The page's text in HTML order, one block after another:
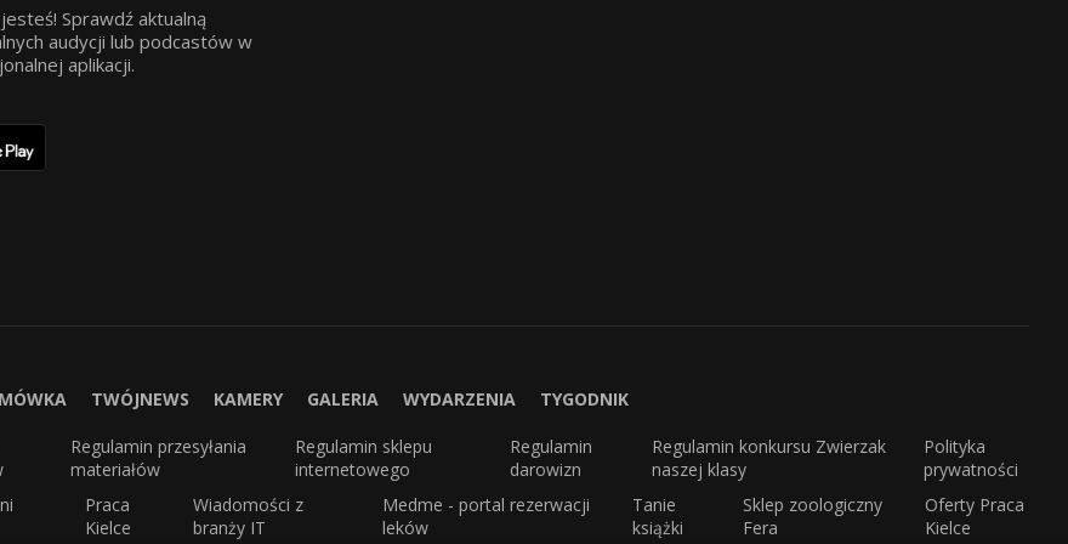
Sprawdź aktualną
audycji lub podcastów w
aplikacji.
TWÓJNEWS KAMERY GALERIA WYDARZENIA TYGODNIK
Regulamin przesyłania
materiałów
Regulamin sklepu
internetowego
Regulamin
darowizn
Regulamin konkursu Zwierzak
naszej klasy
Polityka
prywatności
Praca
Kielce
Wiadomości z
branży IT
Medme - portal rezerwacji
leków
Tanie
książki
Sklep zoologiczny
Fera
Oferty Praca
Kielce